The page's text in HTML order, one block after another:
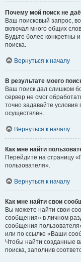
Почему мой поиск не
Ваш поисковый запрос,
включал много общих
Будьте более конкретны
поиска.
Вернуться к началу
В результате моего
Ваш поиск дал слишком
сервер не смог
точно задавайте
осуществлён.
Вернуться к началу
Как мне найти
Перейдите на страницу
пользователя».
Вернуться к началу
Как мне найти свои
Вы можете найти свои
сообщения» в личном
сообщения
или по ссылке «Ваши
Чтобы найти созданные
поиска, заполнив